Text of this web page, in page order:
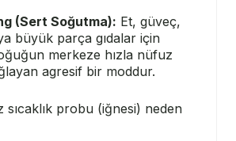
(Sert Soğutma): Et, güveç,
büyük parça gıdalar için
merkeze hızla nüfuz
agresif bir moddur.
sıcaklık probu (iğnesi) neden